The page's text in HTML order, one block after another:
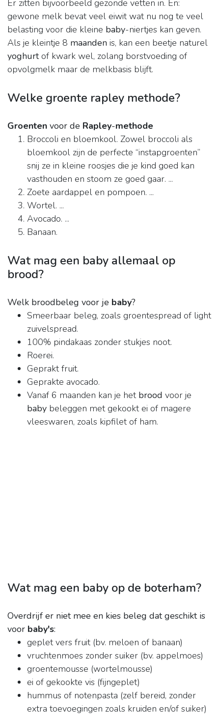
Er zitten bijvoorbeeld gezonde vetten in. En:
gewone melk bevat veel eiwit wat nu nog te veel
belasting voor die kleine baby-niertjes kan geven.
Als je kleintje 8 maanden is, kan een beetje naturel
yoghurtof kwark wel, zolang borstvoeding of
opvolgmelk maar de melkbasis blijft.
Welke groente rapley methode?
Groenten voor de Rapley-methode
Broccoli en bloemkool. Zowel broccoli als
bloemkool zijn de perfecte “instapgroenten”
snij ze in kleine roosjes die je kind goed kan
vasthouden en stoom ze goed gaar. ...
Zoete aardappel en pompoen. ...
Wortel. ...
Avocado. ...
Banaan.
Wat mag een baby allemaal op
brood?
Welk broodbeleg voor je baby?
Smeerbaar beleg, zoals groentespread of light
zuivelspread.
100% pindakaas zonder stukjes noot.
Roerei.
Geprakt fruit.
Geprakte avocado.
Vanaf 6 maanden kan je het brood voor je
baby beleggen met gekookt ei of magere
vleeswaren, zoals kipfilet of ham.
Wat mag een baby op de boterham?
Overdrijf er niet mee en kies beleg dat geschikt is
voor baby's:
geplet vers fruit (bv. meloen of banaan)
vruchtenmoes zonder suiker (bv. appelmoes)
groentemousse (wortelmousse)
ei of gekookte vis (fijngeplet)
hummus of notenpasta (zelf bereid, zonder
extra toevoegingen zoals kruiden en/of suiker)